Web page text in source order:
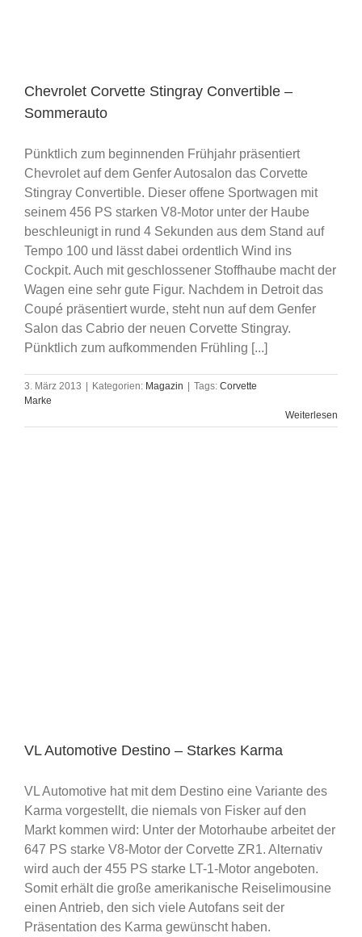
Chevrolet Corvette Stingray Convertible –
Sommerauto
Pünktlich zum beginnenden Frühjahr präsentiert
Chevrolet auf dem Genfer Autosalon das Corvette
Stingray Convertible. Dieser offene Sportwagen mit
seinem 456 PS starken V8-Motor unter der Haube
beschleunigt in rund 4 Sekunden aus dem Stand auf
Tempo 100 und lässt dabei ordentlich Wind ins
Cockpit. Auch mit geschlossener Stoffhaube macht der
Wagen eine sehr gute Figur. Nachdem in Detroit das
Coupé präsentiert wurde, steht nun auf dem Genfer
Salon das Cabrio der neuen Corvette Stingray.
Pünktlich zum aufkommenden Frühling [...]
3. März 2013 Kategorien: Magazin Tags: Corvette
Marke
Weiterlesen
VL Automotive Destino – Starkes Karma
VL Automotive hat mit dem Destino eine Variante des
Karma vorgestellt, die niemals von Fisker auf den
Markt kommen wird: Unter der Motorhaube arbeitet der
647 PS starke V8-Motor der Corvette ZR1. Alternativ
wird auch der 455 PS starke LT-1-Motor angeboten.
Somit erhält die große amerikanische Reiselimousine
einen Antrieb, den sich viele Autofans seit der
Präsentation des Karma gewünscht haben.